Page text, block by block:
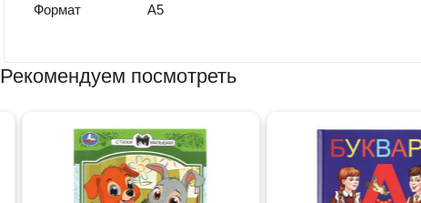
Формат
А5
Рекомендуем посмотреть